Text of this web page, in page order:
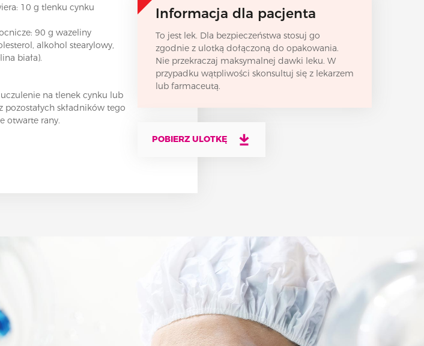
10 g tlenku cynku
: 90 g wazeliny
alkohol stearylowy,
biała).
na tlenek cynku lub
pozostałych składników tego
otwarte rany.
Informacja dla pacjenta
To jest lek. Dla bezpieczeństwa stosuj go
zgodnie z ulotką dołączoną do opakowania.
Nie przekraczaj maksymalnej dawki leku. W
przypadku wątpliwości skonsultuj się z lekarzem
lub farmaceutą.
POBIERZ ULOTKĘ